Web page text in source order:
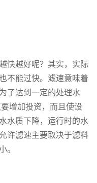
越好呢？其实，实际
不能过快。滤速意味着
了达到一定的处理水
增加投资，而且使设
水质下降，运行时的水
许滤速主要取决于滤料
。